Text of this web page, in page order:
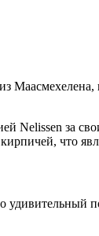
Nelissen за
кирпичей,